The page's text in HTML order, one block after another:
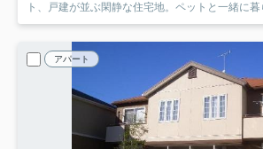
ト、戸建が並ぶ閑静な住宅地。ペットと一緒に暮
アパート